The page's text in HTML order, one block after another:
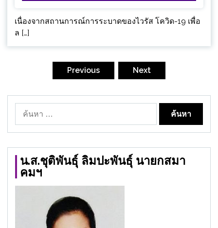
เนื่องจากสถานการณ์การระบาดของไวรัส โควิด-19 เพื่อ
ล […]
Previous Next
ค้นหา
น.ส.ชุติพันธุ์ ลิมปะพันธุ์ นายกสมา
คมฯ